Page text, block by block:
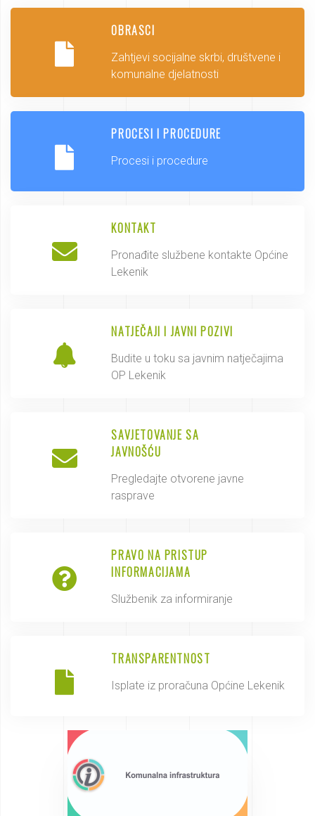
OBRASCI
Zahtjevi socijalne skrbi, društvene i
komunalne djelatnosti
PROCESI I PROCEDURE
Procesi i procedure
KONTAKT
Pronađite službene kontakte Općine
Lekenik
NATJEČAJI I JAVNI POZIVI
Budite u toku sa javnim natječajima
OP Lekenik
SAVJETOVANJE SA
JAVNOŠĆU
Pregledajte otvorene javne
rasprave
PRAVO NA PRISTUP
INFORMACIJAMA
Službenik za informiranje
TRANSPARENTNOST
Isplate iz proračuna Općine Lekenik